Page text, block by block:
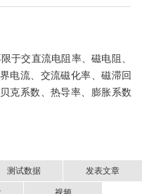
于交直流电阻率、磁电阻、
电流、交流磁化率、磁滞回
克系数、热导率、膨胀系数
测试数据 发表文章